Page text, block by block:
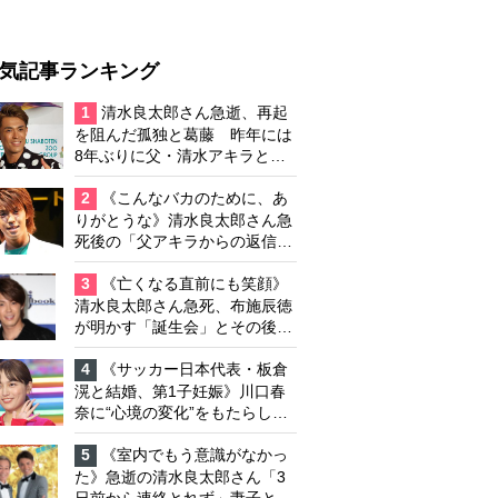
記事ランキング
1
清水良太郎さん急逝、再起
を阻んだ孤独と葛藤 昨年には
8年ぶりに父・清水アキラと共
演、本格的な活動再開に向かっ
ていたが…周囲が懸念していた
「不安定なところ」
2
《こんなバカのために、あ
りがとうな》清水良太郎さん急
死後の「父アキラからの返信」
布施辰徳が涙で明かす「順番が
違う」
3
《亡くなる直前にも笑顔》
清水良太郎さん急死、布施辰徳
が明かす「誕生会」とその後の
メッセージ
4
《サッカー日本代表・板倉
滉と結婚、第1子妊娠》川口春
奈に“心境の変化”をもたらした
主演映画『ママせか』 身を削
って「がんに蝕まれる母」を演
じた壮絶な撮影現場
5
《室内でもう意識がなかっ
た》急逝の清水良太郎さん「3